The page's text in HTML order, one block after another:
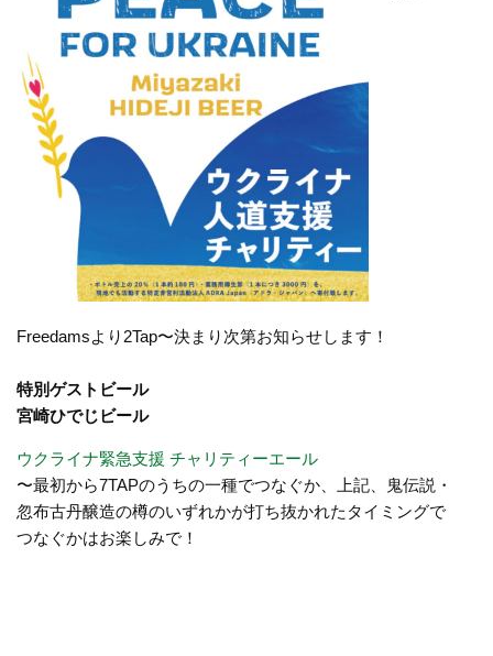
Freedamsより2Tap〜決まり次第お知らせします！
特別ゲストビール
宮崎ひでじビール
ウクライナ緊急支援 チャリティーエール
〜最初から7TAPのうちの一種でつなぐか、上記、鬼伝説・
忽布古丹醸造の樽のいずれかが打ち抜かれたタイミングで
つなぐかはお楽しみで！